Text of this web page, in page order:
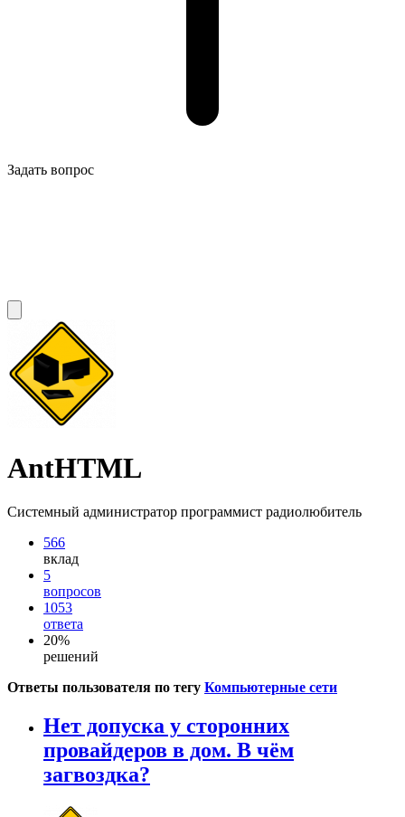
Задать вопрос
AntHTML
Системный администратор программист радиолюбитель
566
вклад
5
вопросов
1053
ответа
20%
решений
Ответы пользователя по тегу Компьютерные сети
Нет допуска у сторонних
провайдеров в дом. В чём
загвоздка?